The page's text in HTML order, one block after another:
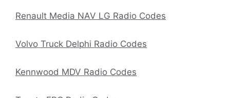
Renault Media NAV LG Radio Codes
Volvo Truck Delphi Radio Codes
Kennwood MDV Radio Codes